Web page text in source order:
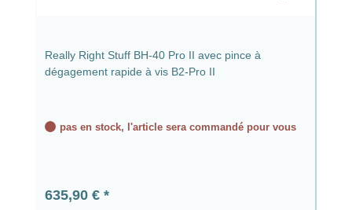
Really Right Stuff BH-40 Pro II avec pince à
dégagement rapide à vis B2-Pro II
pas en stock, l'article sera commandé pour vous
Prix régulier :
635,90 €